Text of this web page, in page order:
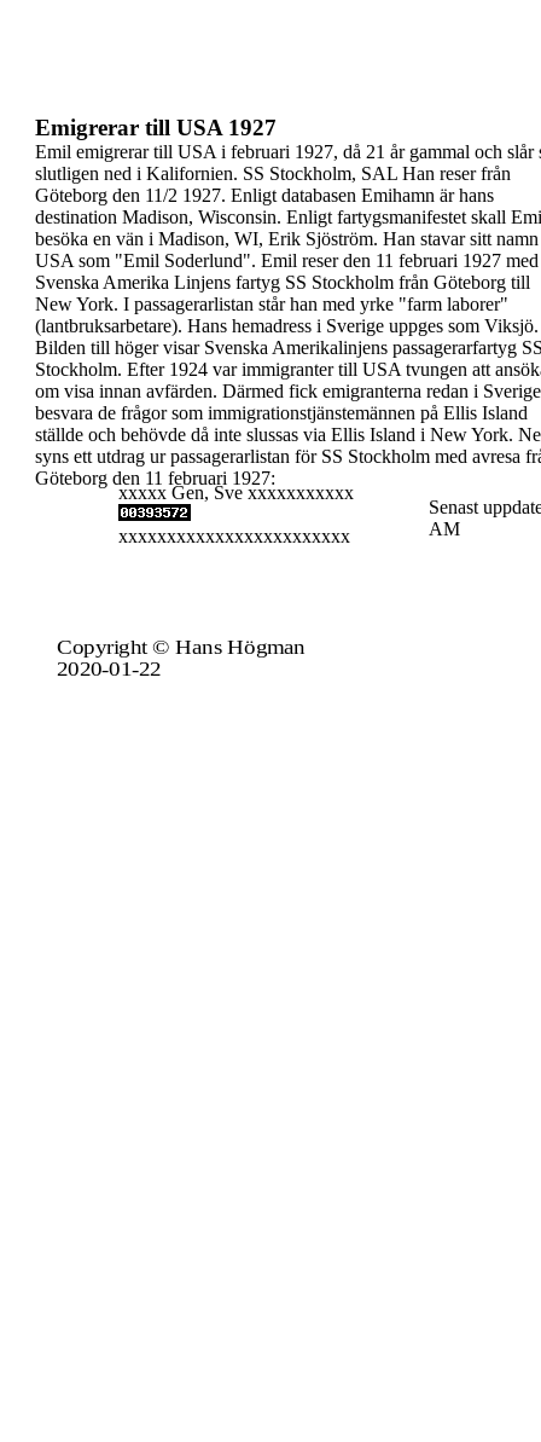
Copyright © Hans Högman
2020-01-22
xxxxx Gen, Sve xxxxxxxxxxx
xxxxxxxxxxxxxxxxxxxxxxxx
Senast
AM
Emigrerar till USA 1927
Emil emigrerar till USA i februari 1927, då 21 år gammal och slår
slutligen ned i Kalifornien. SS Stockholm, SAL Han reser från
Göteborg den 11/2 1927. Enligt databasen Emihamn är hans
destination Madison, Wisconsin. Enligt fartygsmanifestet skall
besöka en vän i Madison, WI, Erik Sjöström. Han stavar sitt
USA som "Emil Soderlund". Emil reser den 11 februari 1927 med
Svenska Amerika Linjens fartyg SS Stockholm från Göteborg till
New York. I passagerarlistan står han med yrke "farm laborer"
(lantbruksarbetare). Hans hemadress i Sverige uppges som Viksjö.
Bilden till höger visar Svenska Amerikalinjens passagerarfartyg
Stockholm. Efter 1924 var immigranter till USA tvungen att
om visa innan avfärden. Därmed fick emigranterna redan i Sverige
besvara de frågor som immigrationstjänstemännen på Ellis Island
ställde och behövde då inte slussas via Ellis Island i NewYork.
syns ett utdrag ur passagerarlistan för SS Stockholm med avresa
Göteborg den 11 februari 1927: